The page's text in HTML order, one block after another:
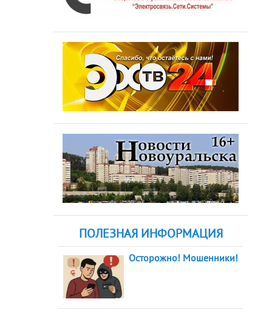
ПОЛЕЗНАЯ ИНФОРМАЦИЯ
Осторожно! Мошенники!